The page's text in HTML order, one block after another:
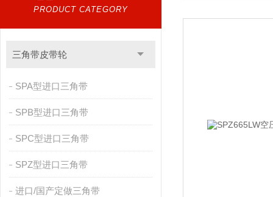
PRODUCT CATEGORY
三角带皮带轮
SPA型进口三角带
SPB型进口三角带
SPC型进口三角带
SPZ型进口三角带
进口/国产定做三角带